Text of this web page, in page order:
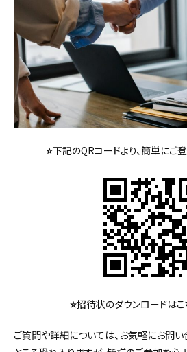
⭐下記のQRコードより、簡単にご
⭐招待状のダウンロードはこ
ご質問や詳細については、お気軽にお問い